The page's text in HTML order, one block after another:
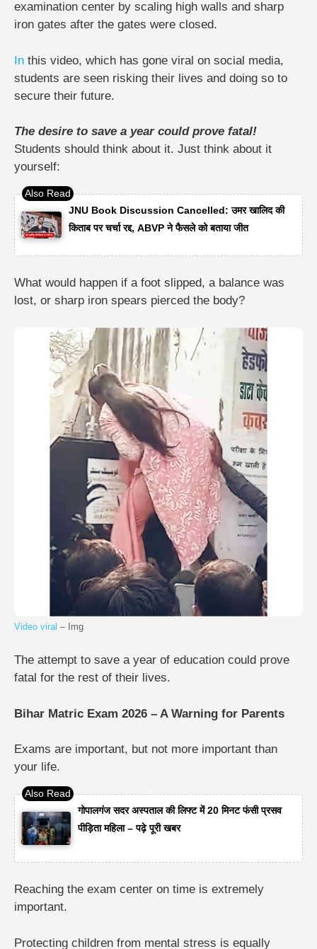
examination center by scaling high walls and sharp
iron gates after the gates were closed.
In this video, which has gone viral on social media,
students are seen risking their lives and doing so to
secure their future.
The desire to save a year could prove fatal!
Students should think about it. Just think about it
yourself:
JNU Book Discussion Cancelled: उमर खालिद की
किताब पर चर्चा रद्द, ABVP ने फैसले को बताया जीत
What would happen if a foot slipped, a balance was
lost, or sharp iron spears pierced the body?
Video viral – Img
The attempt to save a year of education could prove
fatal for the rest of their lives.
Bihar Matric Exam 2026 – A Warning for Parents
Exams are important, but not more important than
your life.
गोपालगंज सदर अस्पताल की लिफ्ट में 20 मिनट फंसी प्रसव
पीड़िता महिला – पढ़े पूरी खबर
Reaching the exam center on time is extremely
important.
Protecting children from mental stress is equally